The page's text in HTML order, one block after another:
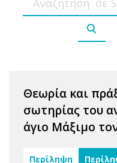
Θεωρία και
σωτηρίας του
άγιο Μάξιμο
Περίληψη